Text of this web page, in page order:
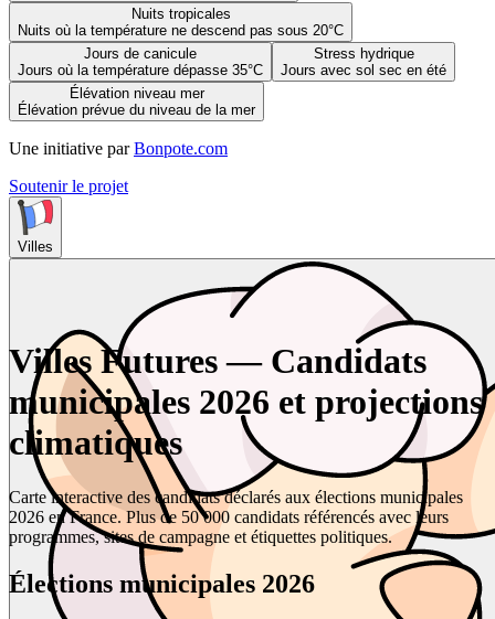
Nuits tropicales
Nuits où la température ne descend pas sous 20°C
Jours de canicule
Jours où la température dépasse 35°C
Stress hydrique
Jours avec sol sec en été
Élévation niveau mer
Élévation prévue du niveau de la mer
Une initiative par Bonpote.com
Soutenir le projet
Villes
Villes Futures — Candidats
municipales 2026 et projections
climatiques
Carte interactive des candidats déclarés aux élections municipales
2026 en France. Plus de 50 000 candidats référencés avec leurs
programmes, sites de campagne et étiquettes politiques.
Élections municipales 2026